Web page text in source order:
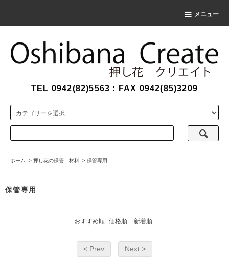
メニュー
TEL 0942(82)5563 : FAX 0942(85)3209
ホーム > 押し花の保管 材料 > 保管専用
保管専用
おすすめ順 価格順 新着順
< Prev Next >